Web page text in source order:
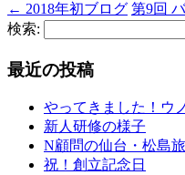
← 2018年初ブログ 第9回
検索:
最近の投稿
やってきました！ウ
新人研修の様子
N顧問の仙台・松島
祝！創立記念日